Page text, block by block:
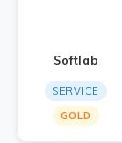
Softlab
SERVICE
GOLD